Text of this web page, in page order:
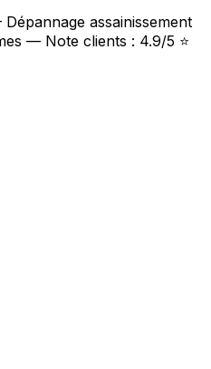
assainissement
— Note clients : 4.9/5 ⭐